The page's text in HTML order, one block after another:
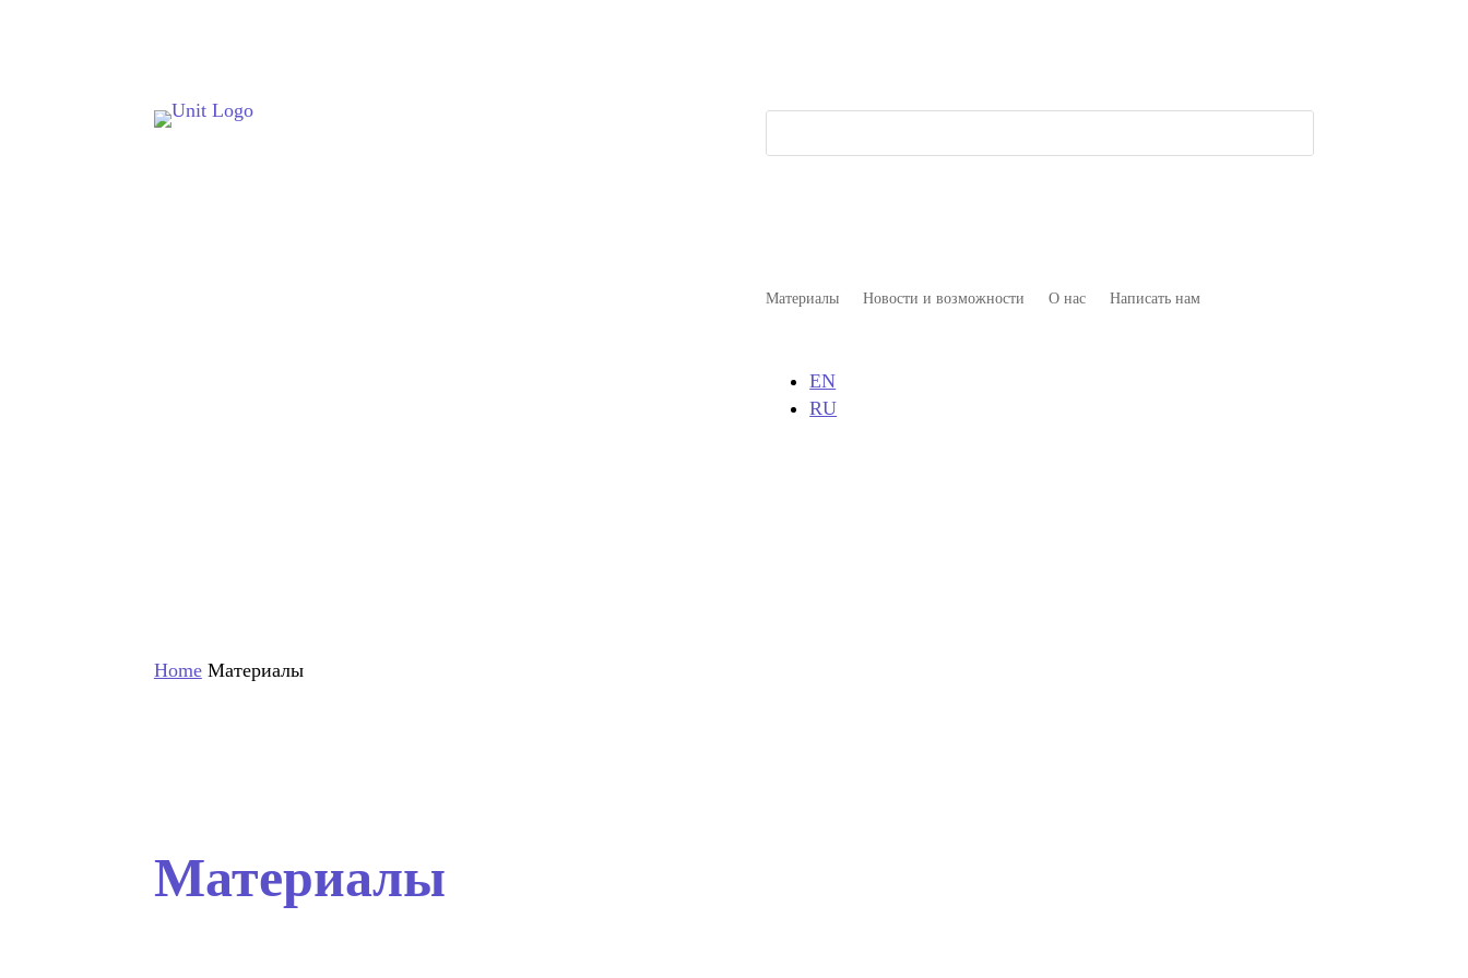
Материалы Новости и возможности О нас Написать нам
EN
RU
Home Материалы
Материалы